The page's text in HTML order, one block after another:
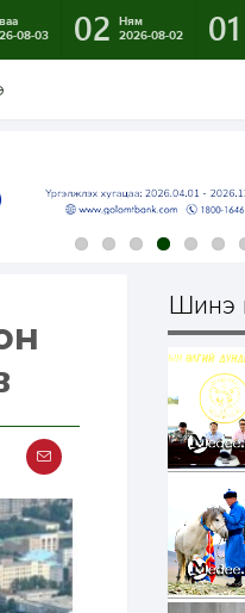
08-03
02
Ням
2026-08-02
01
Шинэ